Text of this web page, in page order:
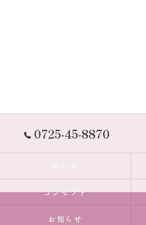
0725-45-8870
ホーム
コンセプト
お知らせ